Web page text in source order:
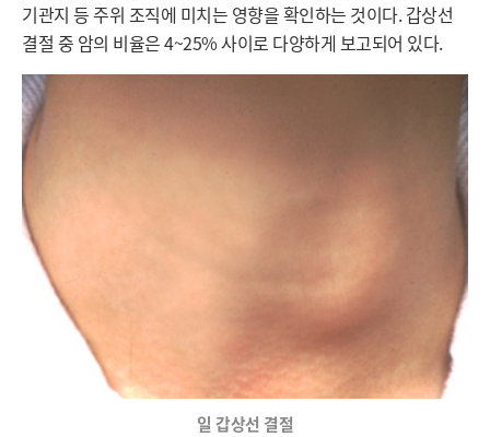
기관지 등 주위 조직에 미치는 영향을 확인하는 것이다. 갑상선
결절 중 암의 비율은 4~25% 사이로 다양하게 보고되어 있다.
일 갑상선 결절